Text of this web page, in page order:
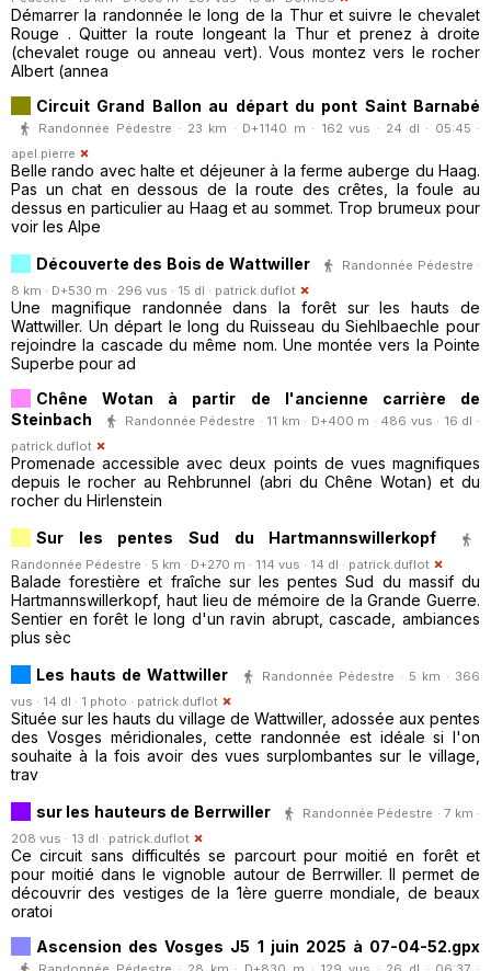
Démarrer la randonnée le long de la Thur et suivre le chevalet
Rouge . Quitter la route longeant la Thur et prenez à droite
(chevalet rouge ou anneau vert). Vous montez vers le rocher
Albert (annea
Circuit Grand Ballon au départ du pont Saint Barnabé
Randonnée Pédestre · 23 km · D+1140 m · 162 vus · 24 dl · 05:45 ·
apel.pierre
Belle rando avec halte et déjeuner à la ferme auberge du Haag.
Pas un chat en dessous de la route des crêtes, la foule au
dessus en particulier au Haag et au sommet. Trop brumeux pour
voir les Alpe
Découverte des Bois de Wattwiller
Randonnée Pédestre ·
8 km · D+530 m · 296 vus · 15 dl · patrick.duflot
Une magnifique randonnée dans la forêt sur les hauts de
Wattwiller. Un départ le long du Ruisseau du Siehlbaechle pour
rejoindre la cascade du même nom. Une montée vers la Pointe
Superbe pour ad
Chêne Wotan à partir de l'ancienne carrière de
Steinbach
Randonnée Pédestre · 11 km · D+400 m · 486 vus · 16 dl ·
patrick.duflot
Promenade accessible avec deux points de vues magnifiques
depuis le rocher au Rehbrunnel (abri du Chêne Wotan) et du
rocher du Hirlenstein
Sur les pentes Sud du Hartmannswillerkopf
Randonnée Pédestre · 5 km · D+270 m · 114 vus · 14 dl · patrick.duflot
Balade forestière et fraîche sur les pentes Sud du massif du
Hartmannswillerkopf, haut lieu de mémoire de la Grande Guerre.
Sentier en forêt le long d'un ravin abrupt, cascade, ambiances
plus sèc
Les hauts de Wattwiller
Randonnée Pédestre · 5 km · 366
vus · 14 dl · 1 photo · patrick.duflot
Située sur les hauts du village de Wattwiller, adossée aux pentes
des Vosges méridionales, cette randonnée est idéale si l'on
souhaite à la fois avoir des vues surplombantes sur le village,
trav
sur les hauteurs de Berrwiller
Randonnée Pédestre · 7 km ·
208 vus · 13 dl · patrick.duflot
Ce circuit sans difficultés se parcourt pour moitié en forêt et
pour moitié dans le vignoble autour de Berrwiller. Il permet de
découvrir des vestiges de la 1ère guerre mondiale, de beaux
oratoi
Ascension des Vosges J5 1 juin 2025 à 07-04-52.gpx